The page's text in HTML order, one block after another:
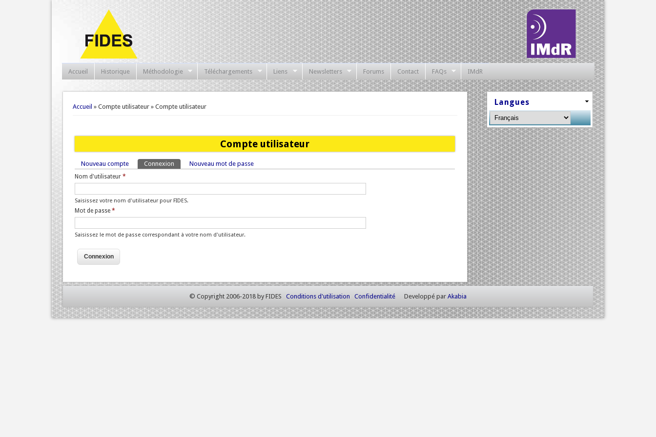
Accueil Historique Méthodologie Téléchargements Liens Newsletters Forums Contact FAQs IMdR
Vous êtes ici
Accueil » Compte utilisateur » Compte utilisateur
Compte utilisateur
Onglets principaux
Nouveau compte Connexion (onglet actif)
Nouveau mot de passe
Nom d'utilisateur*
Saisissez votre nom d'utilisateur pour FIDES.
Mot de passe*
Saisissez le mot de passe correspondant à votre nom d'utilisateur.
Langues
© Copyright 2006-2018 by FIDES Conditions d'utilisation Confidentialité Developpé par Akabia